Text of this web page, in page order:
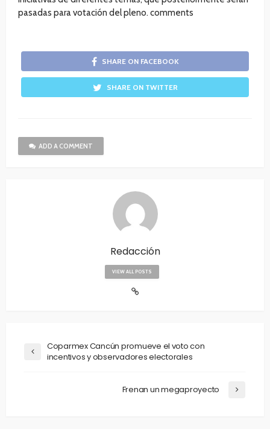
pasadas para votación del pleno. comments
SHARE ON FACEBOOK
SHARE ON TWITTER
ADD A COMMENT
Redacción
VIEW ALL POSTS
Coparmex Cancún promueve el voto con
incentivos y observadores electorales
Frenan un megaproyecto